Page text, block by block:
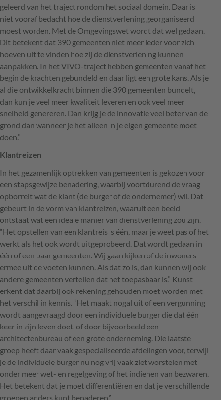
geleerd van het traject rondom het sociaal domein. Daar is
niet vooraf bedacht hoe de dienstverlening georganiseerd
moest worden. Met de Omgevingswet wordt dat wel gedaan.
Dit betekent dat 390 gemeenten niet meer ieder voor zich
hoeven uit te vinden hoe zij de dienstverlening kunnen
aanpakken. In het VIVO-traject hebben gemeenten vanaf het
begin de krachten gebundeld en daar ligt een grote kans. Als je
al die ontwikkelkracht binnen die 390 gemeenten bundelt,
dan kun je veel meer kwaliteit leveren en ook veel meer
snelheid genereren. Dan krijg je de innovatie veel beter van de
grond dan wanneer je het alleen in je eigen gemeente moet
doen.”
Klantreizen
In het gezamenlijk optrekken van gemeenten is gekozen voor
een stapsgewijze benadering, waarbij voortdurend de vraag
opborrelt wat de klant (de burger of de ondernemer) wil. Dat
gebeurt in de vorm van klantreizen, waaruit een beeld
ontstaat wat een ideale manier van dienstverlening zou zijn.
“Het opstellen van een klantreis is één, maar je weet pas of het
werkt als het ook wordt uitgeprobeerd. Dat wordt gedaan in
één of een paar gemeenten. Wij gaan kijken of de inwoners
ermee uit de voeten kunnen. Als dat zo is, dan kunnen wij ook
andere gemeenten vertellen dat het toepasbaar is.” Kunst
erkent dat daarbij ook rekening gehouden moet worden met
het verschil in kennis. “Het maakt nogal uit of een vergunning
wordt aangevraagd door een individuele burger die dat één
keer in zijn leven doet, of door bijvoorbeeld een
architectenbureau of een grote onderneming. Die laatste
groep heeft daar vaak gespecialiseerde afdelingen voor, terwijl
je de individuele burger nu nog vrij vaak ziet worstelen met
onder meer wet- en regelgeving of het indienen van bezwaren.
Het betekent dat je moet differentiëren en dat je verschillende
groepen anders kunt benaderen.”